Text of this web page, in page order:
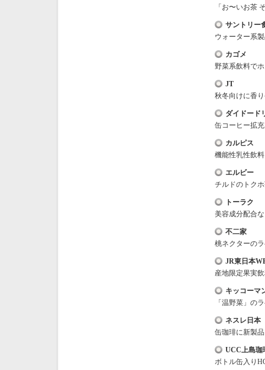
「お〜いお茶
サントリー
ウォーター系
カゴメ
野菜系飲料で
JT
秋冬向けに香
ダイドード
缶コーヒー拡
カルピス
機能性乳性飲
エルビー
チルドのトク
トーラク
美容成分配合
不二家
桃ネクターの
JR東日本
産地限定果実
キッコーマ
「温野菜」の
ネスレ日本
缶珈琲に新製
UCC上島珈
ボトル缶入り